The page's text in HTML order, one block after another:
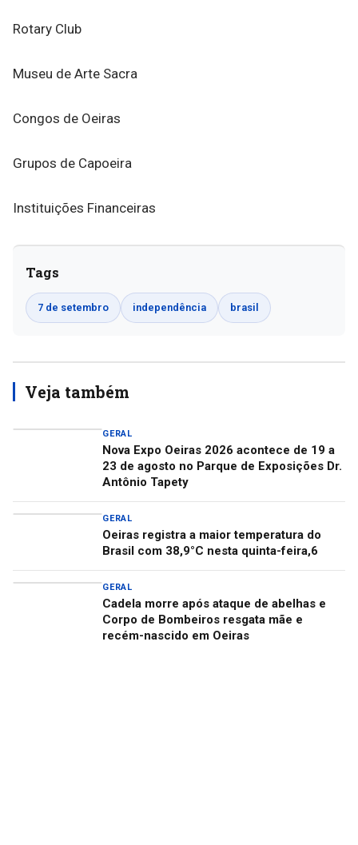
Rotary Club
Museu de Arte Sacra
Congos de Oeiras
Grupos de Capoeira
Instituições Financeiras
Tags
7 de setembro independência brasil
Veja também
GERAL
Nova Expo Oeiras 2026 acontece de 19 a
23 de agosto no Parque de Exposições Dr.
Antônio Tapety
GERAL
Oeiras registra a maior temperatura do
Brasil com 38,9°C nesta quinta-feira,6
GERAL
Cadela morre após ataque de abelhas e
Corpo de Bombeiros resgata mãe e
recém-nascido em Oeiras